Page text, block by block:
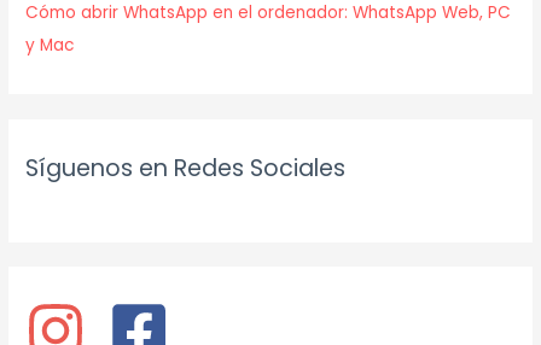
Cómo abrir WhatsApp en el ordenador: WhatsApp Web, PC
y Mac
Síguenos en Redes Sociales